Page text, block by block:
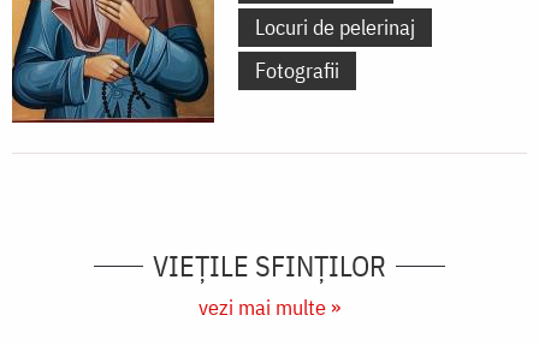
Locuri de pelerinaj
Fotografii
VIEŢILE SFINŢILOR
vezi mai multe »